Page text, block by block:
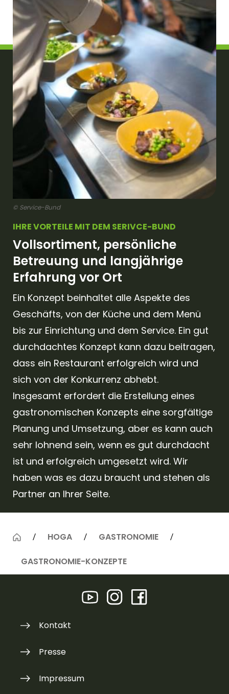
© Service-Bund
IHRE VORTEILE MIT DEM SERIVCE-BUND
Vollsortiment, persönliche
Betreuung und langjährige
Erfahrung vor Ort
Ein Konzept beinhaltet alle Aspekte des
Geschäfts, von der Küche und dem Menü
bis zur Einrichtung und dem Service. Ein gut
durchdachtes Konzept kann dazu beitragen,
dass ein Restaurant erfolgreich wird und
sich von der Konkurrenz abhebt.
Insgesamt erfordert die Erstellung eines
gastronomischen Konzepts eine sorgfältige
Planung und Umsetzung, aber es kann auch
sehr lohnend sein, wenn es gut durchdacht
ist und erfolgreich umgesetzt wird. Wir
haben was es dazu braucht und stehen als
Partner an Ihrer Seite.
HOGA GASTRONOMIE
GASTRONOMIE-KONZEPTE
Kontakt
Presse
Impressum